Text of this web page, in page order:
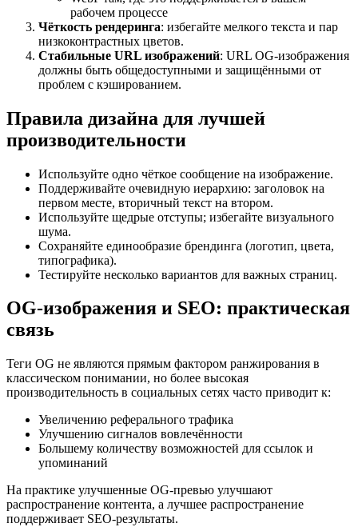
рабочем процессе
Чёткость рендеринга: избегайте мелкого текста и пар
низкоконтрастных цветов.
Стабильные URL изображений: URL OG-изображения
должны быть общедоступными и защищёнными от
проблем с кэшированием.
Правила дизайна для лучшей
производительности
Используйте одно чёткое сообщение на изображение.
Поддерживайте очевидную иерархию: заголовок на
первом месте, вторичный текст на втором.
Используйте щедрые отступы; избегайте визуального
шума.
Сохраняйте единообразие брендинга (логотип, цвета,
типографика).
Тестируйте несколько вариантов для важных страниц.
OG-изображения и SEO: практическая
связь
Теги OG не являются прямым фактором ранжирования в
классическом понимании, но более высокая
производительность в социальных сетях часто приводит к:
Увеличению реферального трафика
Улучшению сигналов вовлечённости
Большему количеству возможностей для ссылок и
упоминаний
На практике улучшенные OG-превью улучшают
распространение контента, а лучшее распространение
поддерживает SEO-результаты.